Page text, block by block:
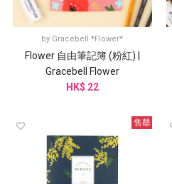
by Gracebell *Flower*
Flower 自由筆記簿 (粉紅) |
Gracebell Flower
HK$ 22
售罄